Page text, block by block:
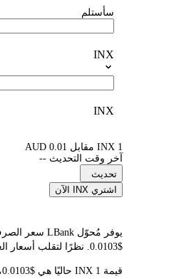
سأستلم
INX
INX
1 INX مقابل 0.01 AUD
آخر وقت التحديث --
تحديث
اشتري INX الآن
$0.0103. نظرًا لتقلب أسعار العملات المشفرة باستمرار، ننصحك بالعودة إلى هذه الصفحة قبل التداول للاطلاع على أحدث نتائج التحويل.